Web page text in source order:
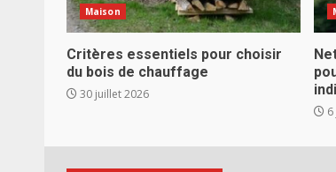
Maison
Critères essentiels pour choisir
du bois de chauffage
30 juillet 2026